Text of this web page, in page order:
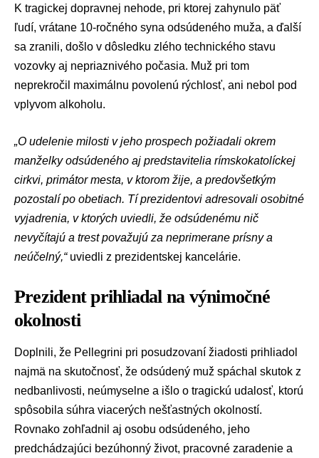
K tragickej dopravnej nehode, pri ktorej zahynulo päť
ľudí, vrátane 10-ročného syna odsúdeného muža, a ďalší
sa zranili, došlo v dôsledku zlého technického stavu
vozovky aj nepriaznivého počasia. Muž pri tom
neprekročil maximálnu povolenú rýchlosť, ani nebol pod
vplyvom alkoholu.
„O udelenie milosti v jeho prospech požiadali okrem
manželky odsúdeného aj predstavitelia rímskokatolíckej
cirkvi, primátor mesta, v ktorom žije, a predovšetkým
pozostalí po obetiach. Tí prezidentovi adresovali osobitné
vyjadrenia, v ktorých uviedli, že odsúdenému nič
nevyčítajú a trest považujú za neprimerane prísny a
neúčelný,“uviedli z prezidentskej kancelárie.
Prezident prihliadal na výnimočné
okolnosti
Doplnili, že Pellegrini pri posudzovaní žiadosti prihliadol
najmä na skutočnosť, že odsúdený muž spáchal skutok z
nedbanlivosti, neúmyselne a išlo o tragickú udalosť, ktorú
spôsobila súhra viacerých nešťastných okolností.
Rovnako zohľadnil aj osobu odsúdeného, jeho
predchádzajúci bezúhonný život, pracovné zaradenie a